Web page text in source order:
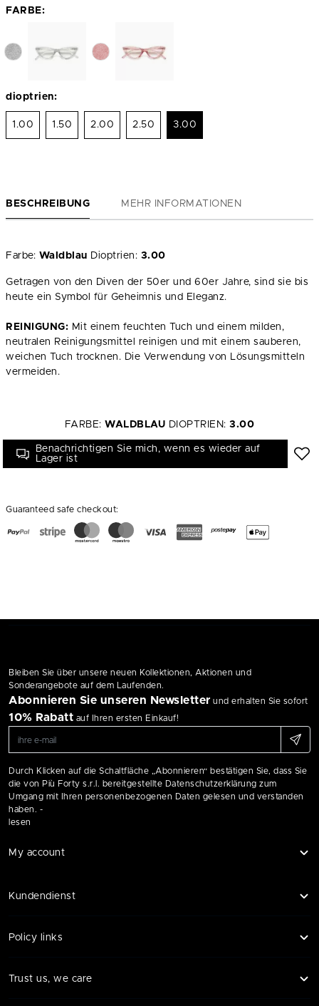
FARBE:
dioptrien:
1.00 1.50 2.00 2.50 3.00
BESCHREIBUNG MEHR INFORMATIONEN
Farbe: Waldblau Dioptrien: 3.00
Getragen von den Diven der 50er und 60er Jahre, sind sie bis
heute ein Symbol für Geheimnis und Eleganz.
REINIGUNG: Mit einem feuchten Tuch und einem milden,
neutralen Reinigungsmittel reinigen und mit einem sauberen,
weichen Tuch trocknen. Die Verwendung von Lösungsmitteln
vermeiden.
FARBE:WALDBLAU DIOPTRIEN:3.00
Benachrichtigen Sie mich, wenn es wieder auf
Lager ist
Guaranteed safe checkout:
Bleiben Sie über unsere neuen Kollektionen, Aktionen und
Sonderangebote auf dem Laufenden.
Abonnieren Sie unseren Newsletter und erhalten Sie sofort
10% Rabatt auf Ihren ersten Einkauf!
Durch Klicken auf die Schaltfläche „Abonnieren“ bestätigen Sie, dass Sie
die von Più Forty s.r.l. bereitgestellte Datenschutzerklärung zum
Umgang mit Ihren personenbezogenen Daten gelesen und verstanden
haben. -
lesen
My account
Kundendienst
Policy links
Trust us, we care